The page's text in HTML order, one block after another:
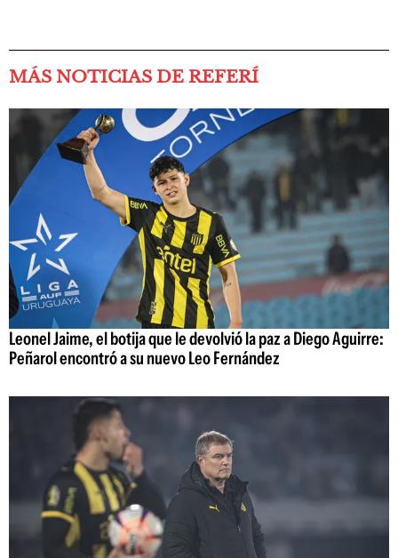
MÁS NOTICIAS DE REFERÍ
Leonel Jaime, el botija que le devolvió la paz a Diego Aguirre:
Peñarol encontró a su nuevo Leo Fernández